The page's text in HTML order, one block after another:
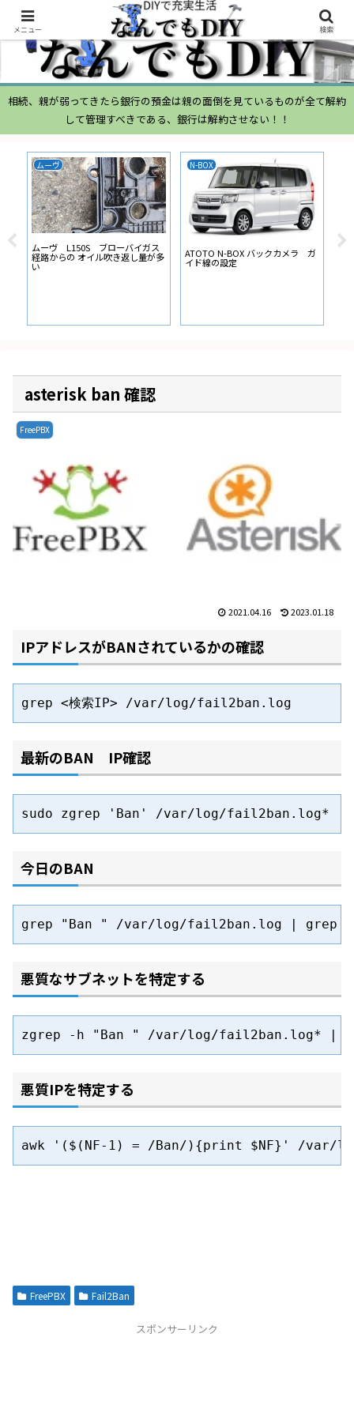
相続、親が弱ってきたら銀行の預金は親の面倒を見ているものが全て解約
して管理すべきである、銀行は解約させない！！
ムーヴ
ムーヴ L150S ブローバイガス
経路からの オイル吹き返し量が多
い
N-BOX
ATOTO N-BOX バックカメラ ガ
イド線の設定
asterisk ban 確認
FreePBX
2021.04.16 2023.01.18
IPアドレスがBANされているかの確認
grep <検索IP> /var/log/fail2ban.log
最新のBAN IP確認
sudo zgrep 'Ban' /var/log/fail2ban.log*
今日のBAN
grep "Ban " /var/log/fail2ban.log | grep
悪質なサブネットを特定する
zgrep -h "Ban " /var/log/
悪質IPを特定する
awk '($(NF-1) = /Ban/){print $NF}' /
FreePBX Fail2Ban
スポンサーリンク
メニュー 検索